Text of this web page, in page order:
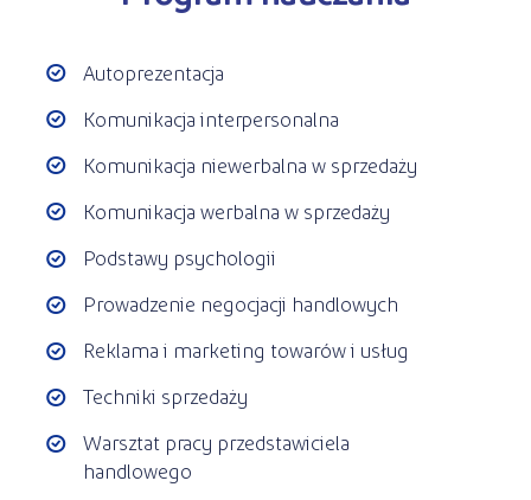
Autoprezentacja
Komunikacja interpersonalna
Komunikacja niewerbalna w sprzedaży
Komunikacja werbalna w sprzedaży
Podstawy psychologii
Prowadzenie negocjacji handlowych
Reklama i marketing towarów i usług
Techniki sprzedaży
Warsztat pracy przedstawiciela
handlowego